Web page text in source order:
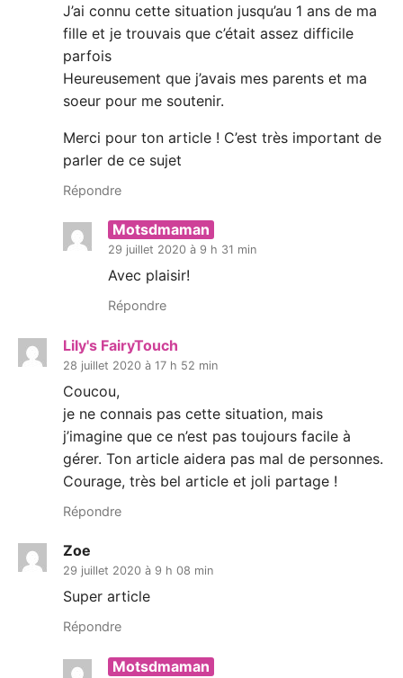
J’ai connu cette situation jusqu’au 1 ans de ma
fille et je trouvais que c’était assez difficile
parfois
Heureusement que j’avais mes parents et ma
soeur pour me soutenir.
Merci pour ton article ! C’est très important de
parler de ce sujet
Répondre
Motsdmaman
29 juillet 2020 à 9 h 31 min
Avec plaisir!
Répondre
Lily's FairyTouch
28 juillet 2020 à 17 h 52 min
Coucou,
je ne connais pas cette situation, mais
j’imagine que ce n’est pas toujours facile à
gérer. Ton article aidera pas mal de personnes.
Courage, très bel article et joli partage !
Répondre
Zoe
29 juillet 2020 à 9 h 08 min
Super article
Répondre
Motsdmaman